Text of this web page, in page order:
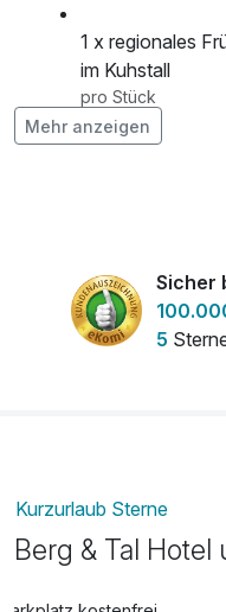
1 x regionales
im Kuhstall
pro Stück
1x Flasche Sekt
1x Piccolo-
0,2l
pro Stück
Mehr anzeigen
Sicher
5
Kurzurlaub Sterne
Berg & Tal